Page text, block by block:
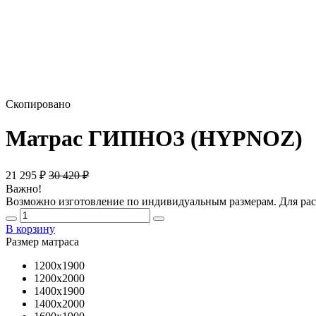
Скопировано
Матрас ГИПНОЗ (HYPNOZ)
21 295 ₽ 30 420₽
Важно!
Возможно изготовление по индивидуальным размерам. Для
В корзину
Размер матраса
1200х1900
1200х2000
1400х1900
1400х2000